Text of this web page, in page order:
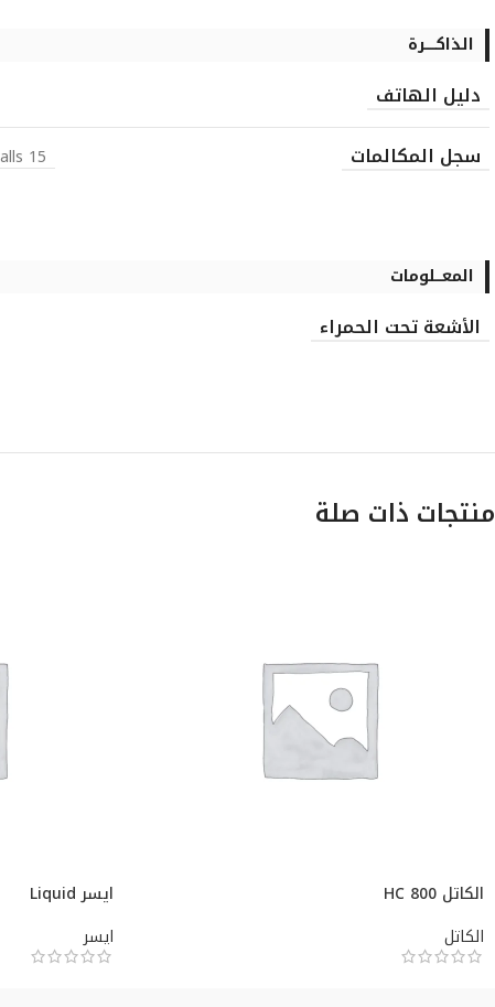
الذاكـــــرة
دليل الهاتف
سجل المكالمات 15 dialed, 10 received, 10 missed calls
المعـــلومات
الأشعة تحت الحمراء
منتجات ذات صلة
الكاتل HC 800
الكاتل
ايسر Liquid
ايسر